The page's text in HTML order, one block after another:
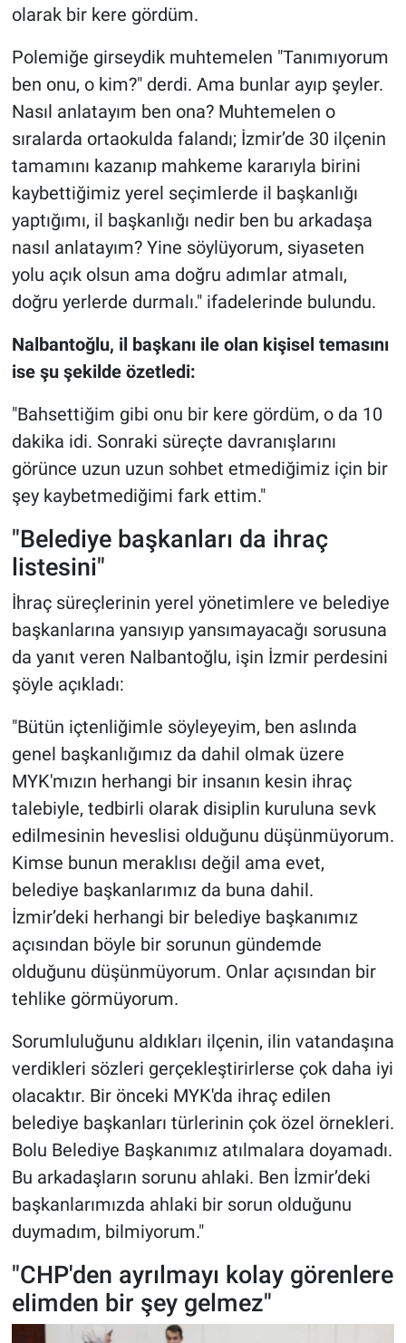
olarak bir kere gördüm.
Polemiğe girseydik muhtemelen "Tanımıyorum
ben onu, o kim?" derdi. Ama bunlar ayıp şeyler.
Nasıl anlatayım ben ona? Muhtemelen o
sıralarda ortaokulda falandı; İzmir’de 30 ilçenin
tamamını kazanıp mahkeme kararıyla birini
kaybettiğimiz yerel seçimlerde il başkanlığı
yaptığımı, il başkanlığı nedir ben bu arkadaşa
nasıl anlatayım? Yine söylüyorum, siyaseten
yolu açık olsun ama doğru adımlar atmalı,
doğru yerlerde durmalı." ifadelerinde bulundu.
Nalbantoğlu, il başkanı ile olan kişisel temasını
ise şu şekilde özetledi:
"Bahsettiğim gibi onu bir kere gördüm, o da 10
dakika idi. Sonraki süreçte davranışlarını
görünce uzun uzun sohbet etmediğimiz için bir
şey kaybetmediğimi fark ettim."
"Belediye başkanları da ihraç
listesini"
İhraç süreçlerinin yerel yönetimlere ve belediye
başkanlarına yansıyıp yansımayacağı sorusuna
da yanıt veren Nalbantoğlu, işin İzmir perdesini
şöyle açıkladı:
"Bütün içtenliğimle söyleyeyim, ben aslında
genel başkanlığımız da dahil olmak üzere
MYK'mızın herhangi bir insanın kesin ihraç
talebiyle, tedbirli olarak disiplin kuruluna sevk
edilmesinin heveslisi olduğunu düşünmüyorum.
Kimse bunun meraklısı değil ama evet,
belediye başkanlarımız da buna dahil.
İzmir’deki herhangi bir belediye başkanımız
açısından böyle bir sorunun gündemde
olduğunu düşünmüyorum. Onlar açısından bir
tehlike görmüyorum.
Sorumluluğunu aldıkları ilçenin, ilin vatandaşına
verdikleri sözleri gerçekleştirirlerse çok daha iyi
olacaktır. Bir önceki MYK'da ihraç edilen
belediye başkanları türlerinin çok özel örnekleri.
Bolu Belediye Başkanımız atılmalara doyamadı.
Bu arkadaşların sorunu ahlaki. Ben İzmir’deki
başkanlarımızda ahlaki bir sorun olduğunu
duymadım, bilmiyorum."
"CHP'den ayrılmayı kolay görenlere
elimden bir şey gelmez"